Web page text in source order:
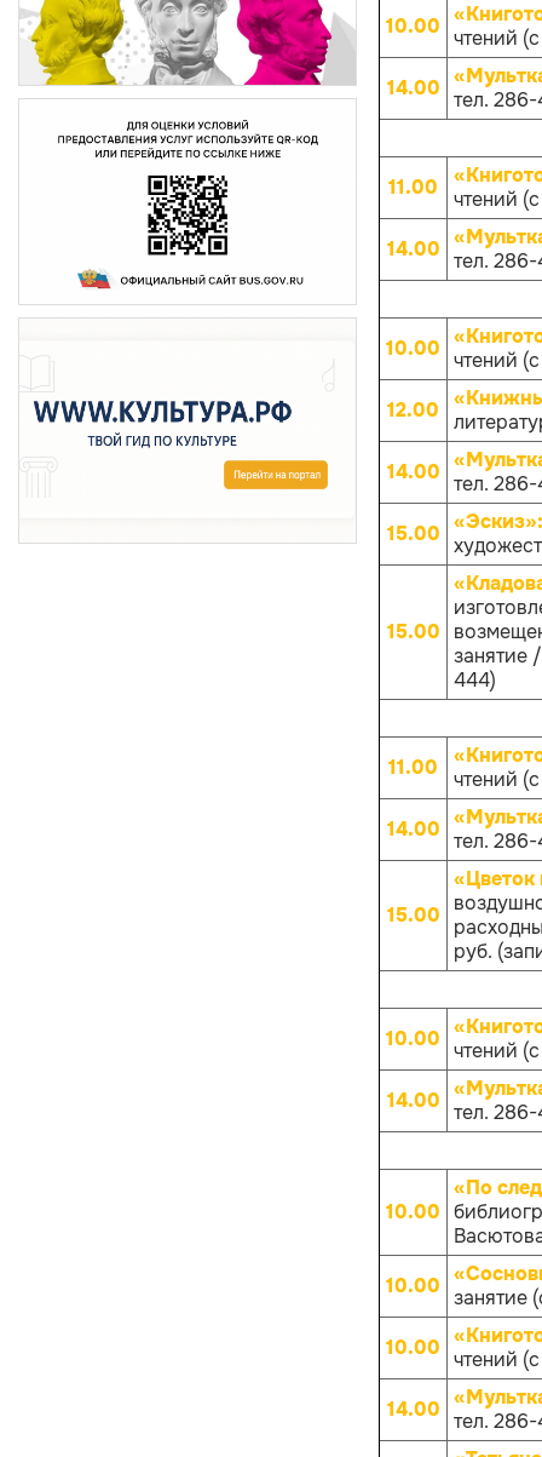
10.00 чтений
14.00 тел.
11.00
чтений
14.00 тел.
10.00 чтений
12.00
14.00 тел.
15.00
15.00
занятие
444)
11.00
чтений
14.00 тел.
15.00
руб.
10.00 чтений
14.00 тел.
10.00
«По
10.00 занятие
10.00 чтений
14.00 тел.